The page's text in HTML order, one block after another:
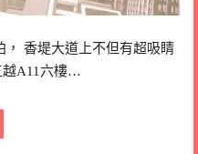
， 香堤大道上不但有超吸睛
越A11六樓…